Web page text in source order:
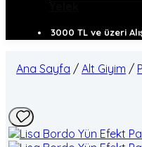
3000 TL ve üzeri
Ana Sayfa / Alt Giyim /